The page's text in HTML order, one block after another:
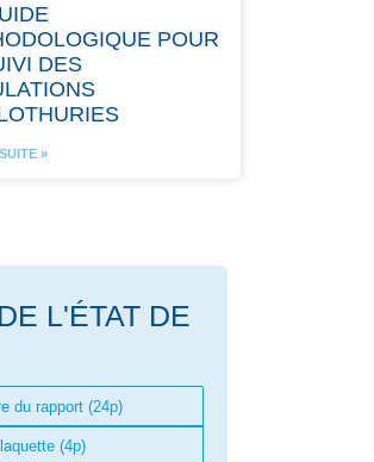
POUR
DES
»
L'ÉTAT DE
du rapport (24p)
(4p)